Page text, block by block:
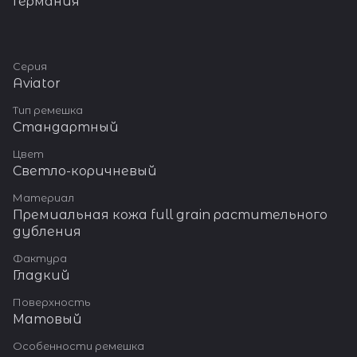
Серия
Aviator
Тип ремешка
Стандартный
Цвет
Светло-коричневый
Материал
Премиальная кожа full grain растительного
дубления
Фактура
Гладкий
Поверхность
Матовый
Особенности ремешка